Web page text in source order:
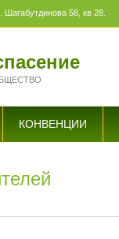
Шагабутдинова 58, кв 28.
КОНВЕНЦИИ